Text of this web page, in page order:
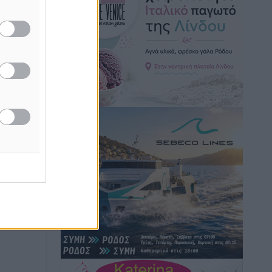
Hotels – Χατζηλαζάρου – Προχωρά
καινούργιο ξενοδοχείο στην Κω
Τοπικές Ειδήσεις•
Αυτοκίνητο μπήκε παράνομα σε
μονόδρομο στο Μαστιχάρι –
Αναποδογύρισε όχημα με μητέρα και
πριν 4 ώρες
“Η Ευρώπη αντιμετώπιζε το
προσφυγικό σαν ταινία τρόμου” – Η
συγκλονιστική μαρτυρία της Χαρούλας
Γιασιράνη στον RV για τα γεγονότα που
οδήγησαν στο Σύμφωνο της Λέρου
Τοπικές Ειδήσεις• πριν 4 ώρες
Συναυλία με τον Γιάννη Κότσιρα στις